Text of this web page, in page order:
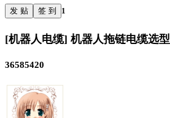
发 贴 签 到 1
[机器人电缆] 机器人拖链电缆选型
36585420